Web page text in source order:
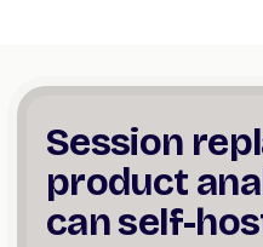
Session
product
can self-